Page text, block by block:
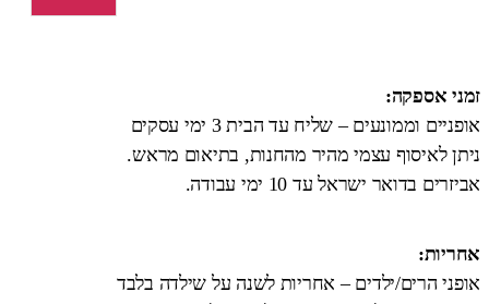
זמני אספקה:
אופניים וממונעים – שליח עד הבית 3 ימי עסקים
ניתן לאיסוף עצמי מהיר מהחנות, בתיאום מראש.
אביזרים בדואר ישראל עד 10 ימי עבודה.
אחריות:
אופני הרים/ילדים – אחריות לשנה על שילדה בלבד